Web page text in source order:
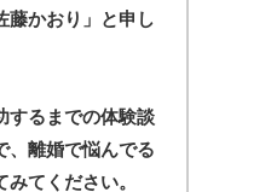
藤かおり」と申し
するまでの体験談
、離婚で悩んでる
みてください。